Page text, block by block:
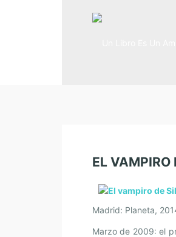
EL VAMPIRO
Madrid: Planeta,
Marzo de 2009: el